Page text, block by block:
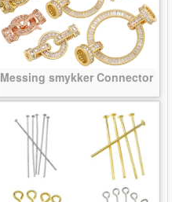
Messing smykker Connector